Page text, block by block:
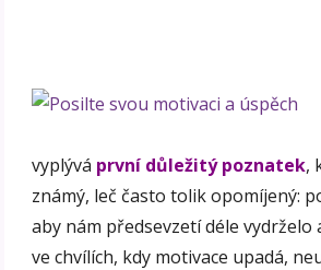
vyplývá první důležitý poznatek,
známý, leč často tolik opomíjený:
aby nám předsevzetí déle vydrželo
ve chvílích, kdy motivace upadá,